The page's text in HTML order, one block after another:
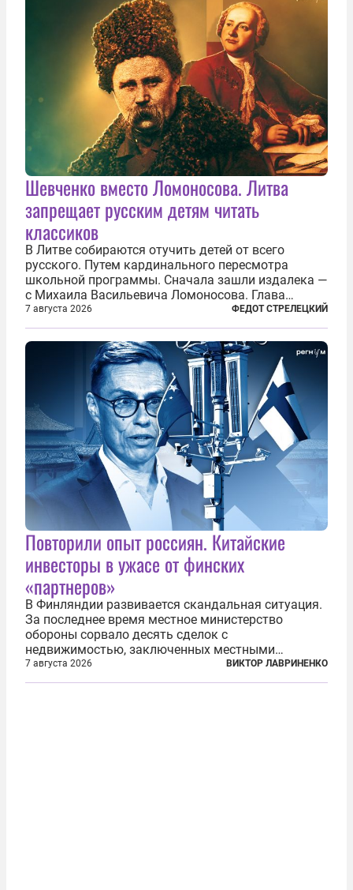
Шевченко вместо Ломоносова. Литва
запрещает русским детям читать
классиков
В Литве собираются отучить детей от всего
русского. Путем кардинального пересмотра
школьной программы. Сначала зашли издалека —
с Михаила Васильевича Ломоносова. Глава
правительства Литвы Миндаугас Синкявичюс
предложил исключить его тексты из программ
общего образования. Мотивировал он это тем,
7 августа 2026 ФЕДОТ СТРЕЛЕЦКИЙ
Повторили опыт россиян. Китайские
инвесторы в ужасе от финских
«партнеров»
В Финляндии развивается скандальная ситуация.
За последнее время местное министерство
обороны сорвало десять сделок с
недвижимостью, заключенных местными
фирмами с китайским капиталом. Чиновники
заявили, что они могли заключаться с целью
7 августа 2026 ВИКТОР ЛАВРИНЕНКО